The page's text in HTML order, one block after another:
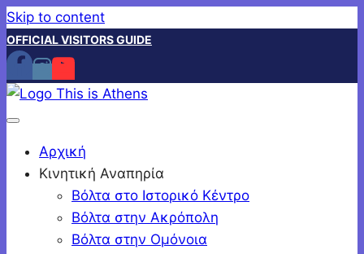
Skip to content
OFFICIAL VISITORS GUIDE
Αρχική
Κινητική Αναπηρία
Βόλτα στο Ιστορικό Κέντρο
Βόλτα στην Ακρόπολη
Βόλτα στην Ομόνοια